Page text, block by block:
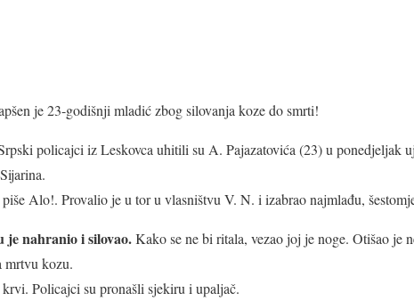
je 23-godišnji mladić zbog silovanja koze do smrti!
policajci iz Leskovca uhitili su A. Pajazatovića (23) u ponedjeljak
Alo!. Provalio je u tor u vlasništvu V. N. i izabrao najmlađu,
je nahranio i silovao.Kako se ne bi ritala, vezao joj je noge. Otišao je
mrtvu kozu.
Policajci su pronašli sjekiru i upaljač.